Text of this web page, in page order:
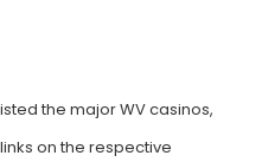
the major WV casinos,
on the respective